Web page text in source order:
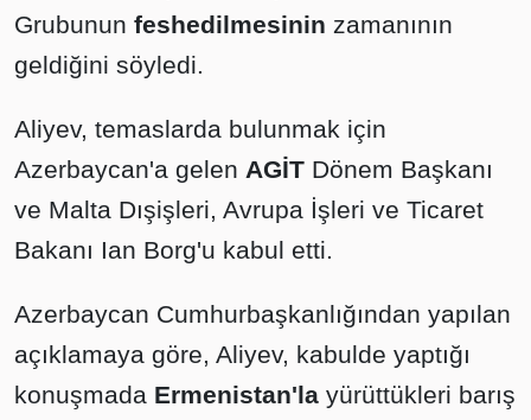
Grubunun feshedilmesinin zamanının
geldiğini söyledi.
Aliyev, temaslarda bulunmak için
Azerbaycan'a gelen AGİT Dönem Başkanı
ve Malta Dışişleri, Avrupa İşleri ve Ticaret
Bakanı Ian Borg'u kabul etti.
Azerbaycan Cumhurbaşkanlığından yapılan
açıklamaya göre, Aliyev, kabulde yaptığı
konuşmada Ermenistan'la yürüttükleri barış